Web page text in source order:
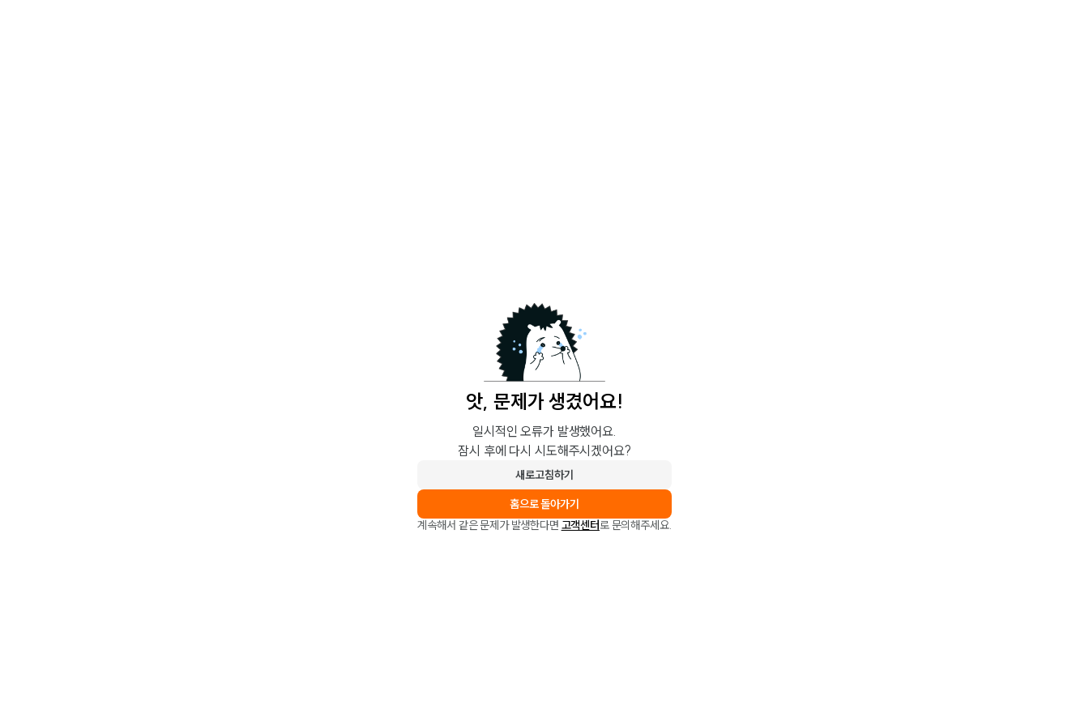
앗, 문제가 생겼어요!
일시적인 오류가 발생했어요.
잠시 후에 다시 시도해주시겠어요?
새로고침하기
홈으로 돌아가기
계속해서 같은 문제가 발생한다면 고객센터로 문의해주세요.